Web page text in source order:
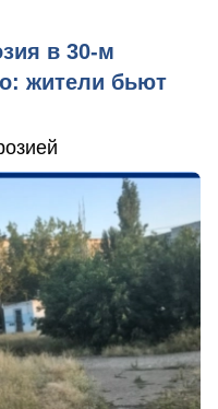
в 30‑м
жители бьют